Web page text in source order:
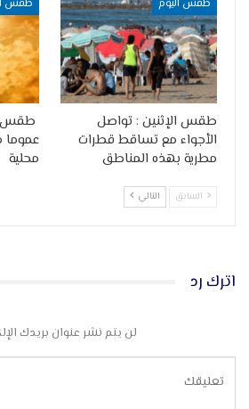
طقس اليوم
طقس الإثنين : تواصل
الأجواء مع تساقط قطرات
مطرية بهذه المناطق
طقس
طقس
عموما
محلية
السابق التالي
اترك رد
لن يتم نشر عنوان بريدك